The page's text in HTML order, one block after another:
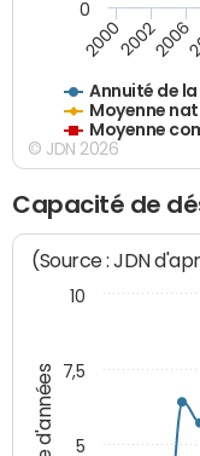
Annuité de
Moyenne
Moyenne
200020022006
0
© JDN 2026
Capacité de
(Source : JDN
10
5
7,5